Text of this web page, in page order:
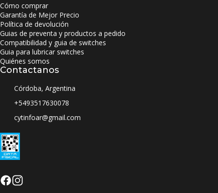
Cómo comprar
Garantía de Mejor Precio
Política de devolución
Guias de preventa y productos a pedido
Compatibilidad y guia de switches
Guia para lubricar switches
Quiénes somos
Contactanos
Córdoba, Argentina
+5493517630078
cytinfoar@gmail.com